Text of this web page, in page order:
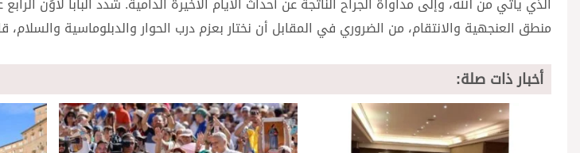
منطق العنجهية والانتقام، من الضروري في المقابل أن نختار بعزم درب الحوار والدبلوماسية والسلام،
أخبار ذات صلة: